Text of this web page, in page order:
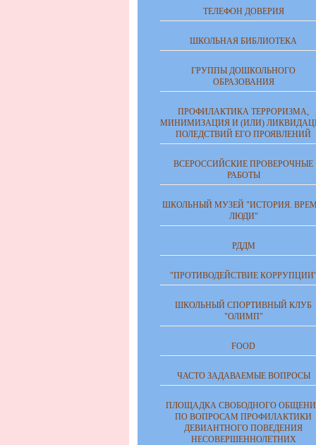
ТЕЛЕФОН ДОВЕРИЯ
ШКОЛЬНАЯ БИБЛИОТЕКА
ГРУППЫ ДОШКОЛЬНОГО
ОБРАЗОВАНИЯ
ПРОФИЛАКТИКА ТЕРРОРИЗМА,
МИНИМИЗАЦИЯ И (ИЛИ)
ПОЛЕДСТВИЙ ЕГО ПРОЯВЛЕНИЙ
ВСЕРОССИЙСКИЕ ПРОВЕРОЧНЫЕ
РАБОТЫ
ШКОЛЬНЫЙ МУЗЕЙ "ИСТОРИЯ.
ЛЮДИ"
РДДМ
"ПРОТИВОДЕЙСТВИЕ КОРРУПЦИИ"
ШКОЛЬНЫЙ СПОРТИВНЫЙ КЛУБ
"ОЛИМП"
FOOD
ЧАСТО ЗАДАВАЕМЫЕ ВОПРОСЫ
ПЛОЩАДКА СВОБОДНОГО
ПО ВОПРОСАМ ПРОФИЛАКТИКИ
ДЕВИАНТНОГО ПОВЕДЕНИЯ
НЕСОВЕРШЕННОЛЕТНИХ